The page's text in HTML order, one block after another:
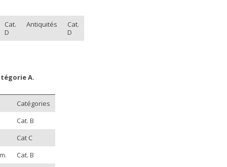
Cat.
D
Antiquités
Cat.
D
A.
Catégories
Cat. B
Cat C
Cat. B